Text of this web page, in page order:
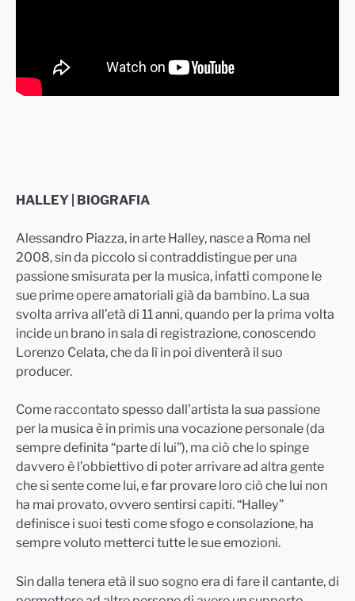
HALLEY | BIOGRAFIA
Alessandro Piazza, in arte Halley, nasce a Roma nel
2008, sin da piccolo si contraddistingue per una
passione smisurata per la musica, infatti compone le
sue prime opere amatoriali già da bambino. La sua
svolta arriva all’età di 11 anni, quando per la prima volta
incide un brano in sala di registrazione, conoscendo
Lorenzo Celata, che da lì in poi diventerà il suo
producer.
Come raccontato spesso dall’artista la sua passione
per la musica è in primis una vocazione personale (da
sempre definita “parte di lui”), ma ciò che lo spinge
davvero è l’obbiettivo di poter arrivare ad altra gente
che si sente come lui, e far provare loro ciò che lui non
ha mai provato, ovvero sentirsi capiti. “Halley”
definisce i suoi testi come sfogo e consolazione, ha
sempre voluto metterci tutte le sue emozioni.
Sin dalla tenera età il suo sogno era di fare il cantante, di